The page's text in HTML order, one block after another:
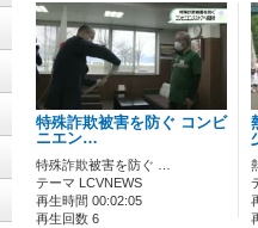
特殊詐欺被害を防ぐ コンビ
ニエン…
特殊詐欺被害を防ぐ …
テーマ LCVNEWS
再生時間 00:02:05
再生回数 6